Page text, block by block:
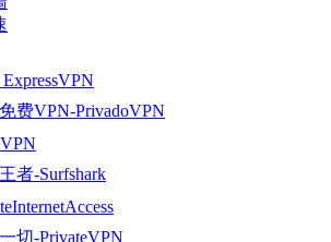
费VPN-PrivadoVPN
者-Surfshark
切-PrivateVPN